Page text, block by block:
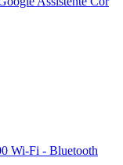
Wi-Fi - Bluetooth